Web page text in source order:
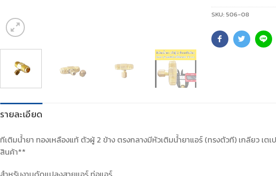
SKU: 506-08
รายละเอียด
ทีเติมน้ำยา ทองเหลืองแท้ ตัวผู้ 2 ข้าง ตรงกลางมีหัวเติมน้ำยาแอร์ (ทรงตัวที) เกลียว เ
สินค้า**